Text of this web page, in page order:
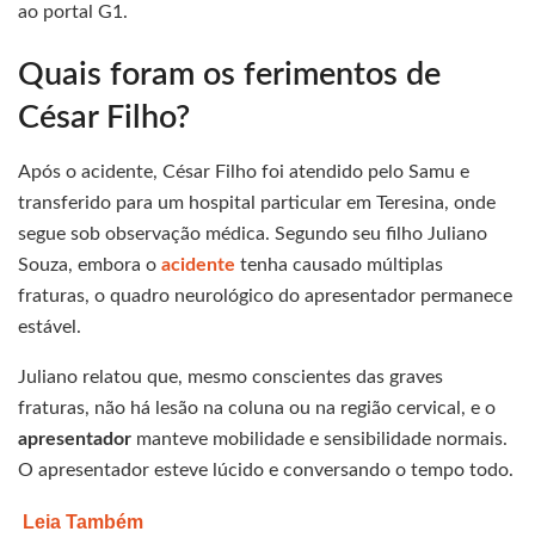
ao portal G1.
Quais foram os ferimentos de
César Filho?
Após o acidente, César Filho foi atendido pelo Samu e
transferido para um hospital particular em Teresina, onde
segue sob observação médica. Segundo seu filho Juliano
Souza, embora o acidente tenha causado múltiplas
fraturas, o quadro neurológico do apresentador permanece
estável.
Juliano relatou que, mesmo conscientes das graves
fraturas, não há lesão na coluna ou na região cervical, e o
apresentador manteve mobilidade e sensibilidade normais.
O apresentador esteve lúcido e conversando o tempo todo.
Leia Também